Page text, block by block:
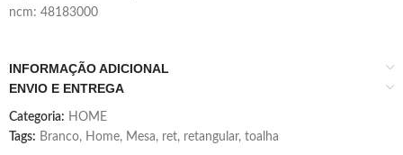
ncm: 48183000
INFORMAÇÃO ADICIONAL
ENVIO E ENTREGA
Categoria: HOME
Tags: Branco, Home, Mesa, ret, retangular, toalha